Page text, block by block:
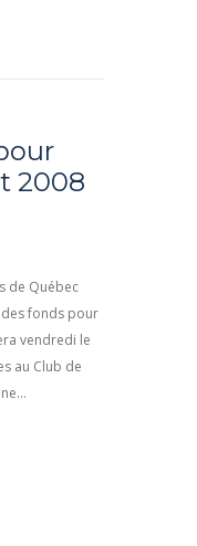
2008
de Québec
des fonds pour
vendredi le
au Club de